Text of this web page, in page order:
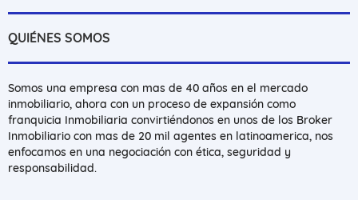
QUIÉNES SOMOS
Somos una empresa con mas de 40 años en el mercado
inmobiliario, ahora con un proceso de expansión como
franquicia Inmobiliaria convirtiéndonos en unos de los Broker
Inmobiliario con mas de 20 mil agentes en latinoamerica, nos
enfocamos en una negociación con ética, seguridad y
responsabilidad.